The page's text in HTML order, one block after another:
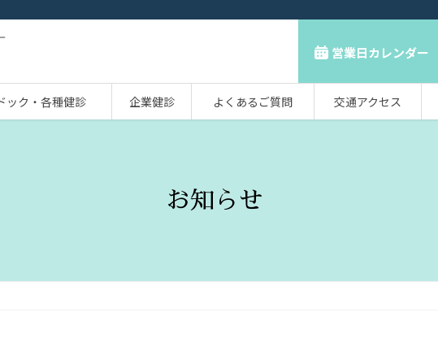
営業日カレンダー
ック・各種健診 企業健診 よくあるご質問 交通アクセス
お知らせ